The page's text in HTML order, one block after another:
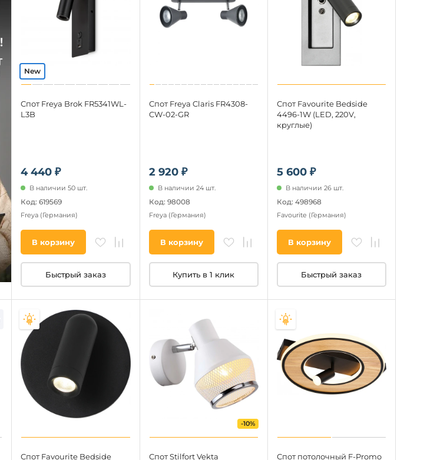
4 440 ₽
Спот Freya Brok FR5341WL-
L3B
В наличии 50 шт.
Код: 619569
Freya (Германия)
В корзину
Быстрый заказ
2 920 ₽
Спот Freya Claris FR4308-
CW-02-GR
В наличии 24 шт.
Код: 98008
Freya (Германия)
В корзину
Купить в 1 клик
5 600 ₽
Спот Favourite Bedside
4496-1W (LED, 220V,
круглые)
В наличии 26 шт.
Код: 498968
Favourite (Германия)
В корзину
Быстрый заказ
Спот Favourite Bedside
-10%
Спот Stilfort Vekta
Спот потолочный F-Promo